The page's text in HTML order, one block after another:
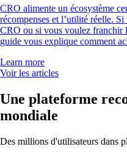
CRO alimente un écosystème
récompenses et l’utilité réelle.
CRO ou si vous voulez franchir
guide vous explique comment
Learn more
Voir les articles
Une plateforme
mondiale
Des millions d'utilisateurs dans